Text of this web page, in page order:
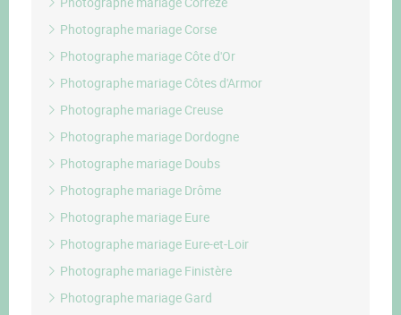
Photographe mariage Corse
Photographe mariage Côte d'Or
Photographe mariage Côtes d'Armor
Photographe mariage Creuse
Photographe mariage Dordogne
Photographe mariage Doubs
Photographe mariage Drôme
Photographe mariage Eure
Photographe mariage Eure-et-Loir
Photographe mariage Finistère
Photographe mariage Gard